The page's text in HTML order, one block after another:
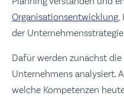
Organisationsentwicklung,
der
Dafür werden zunächst
Unternehmens analysiert.
welche Kompetenzen